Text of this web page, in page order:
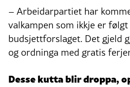
– Arbeidarpartiet har
valkampen som ikkje er
budsjettforslaget. Det gjeld
og ordninga med gratis
Desse kutta blir droppa,